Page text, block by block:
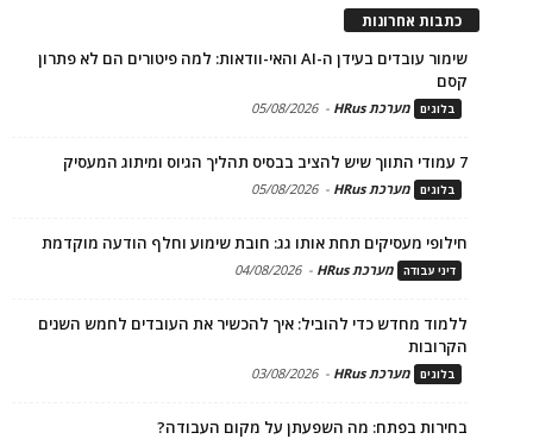
כתבות אחרונות
שימור עובדים בעידן ה-AI והאי-וודאות: למה פיטורים הם לא פתרון
קסם
בלוגים מערכת HRus -
05/08/2026
7 עמודי התווך שיש להציב בבסיס תהליך הגיוס ומיתוג המעסיק
בלוגים מערכת HRus -
05/08/2026
חילופי מעסיקים תחת אותו גג: חובת שימוע וחלף הודעה מוקדמת
דיני עבודה מערכת HRus -
04/08/2026
ללמוד מחדש כדי להוביל: איך להכשיר את העובדים לחמש השנים
הקרובות
בלוגים מערכת HRus -
03/08/2026
בחירות בפתח: מה השפעתן על מקום העבודה?